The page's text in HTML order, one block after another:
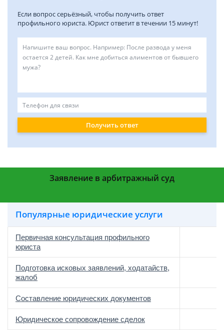
Если вопрос серьёзный, чтобы получить ответ
профильного юриста. Юрист ответит в течении 15 минут!
Получить ответ
Заявление в арбитражный суд
Популярные юридические услуги
Первичная консультация профильного
юриста
Подготовка исковых заявлений, ходатайств,
жалоб
Составление юридических документов
Юридическое сопровождение сделок